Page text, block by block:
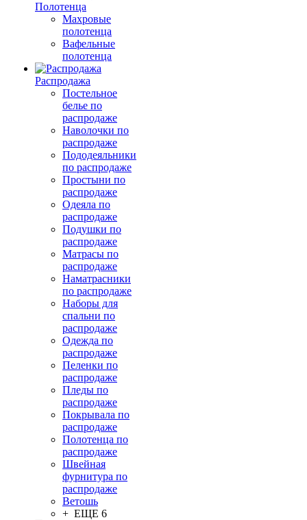
Полотенца
Махровые
полотенца
Вафельные
полотенца
Распродажа
Постельное
белье по
распродаже
Наволочки по
распродаже
Пододеяльники
по распродаже
Простыни по
распродаже
Одеяла по
распродаже
Подушки по
распродаже
Матрасы по
распродаже
Наматрасники
по распродаже
Наборы для
спальни по
распродаже
Одежда по
распродаже
Пеленки по
распродаже
Пледы по
распродаже
Покрывала по
распродаже
Полотенца по
распродаже
Швейная
фурнитура по
распродаже
Ветошь
+ ЕЩЕ 6